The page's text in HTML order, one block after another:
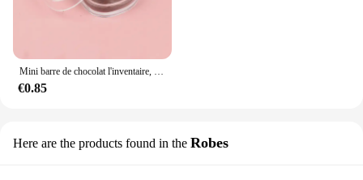
Mini barre de chocolat l'inventaire, maison de courses, nourriture, gaufre, strass, modèle, jouets, collations, cuisine, beurre, accessoires décoratifs, 1 ensemble, 1:12
€0.85
Here are the products found in the Robes